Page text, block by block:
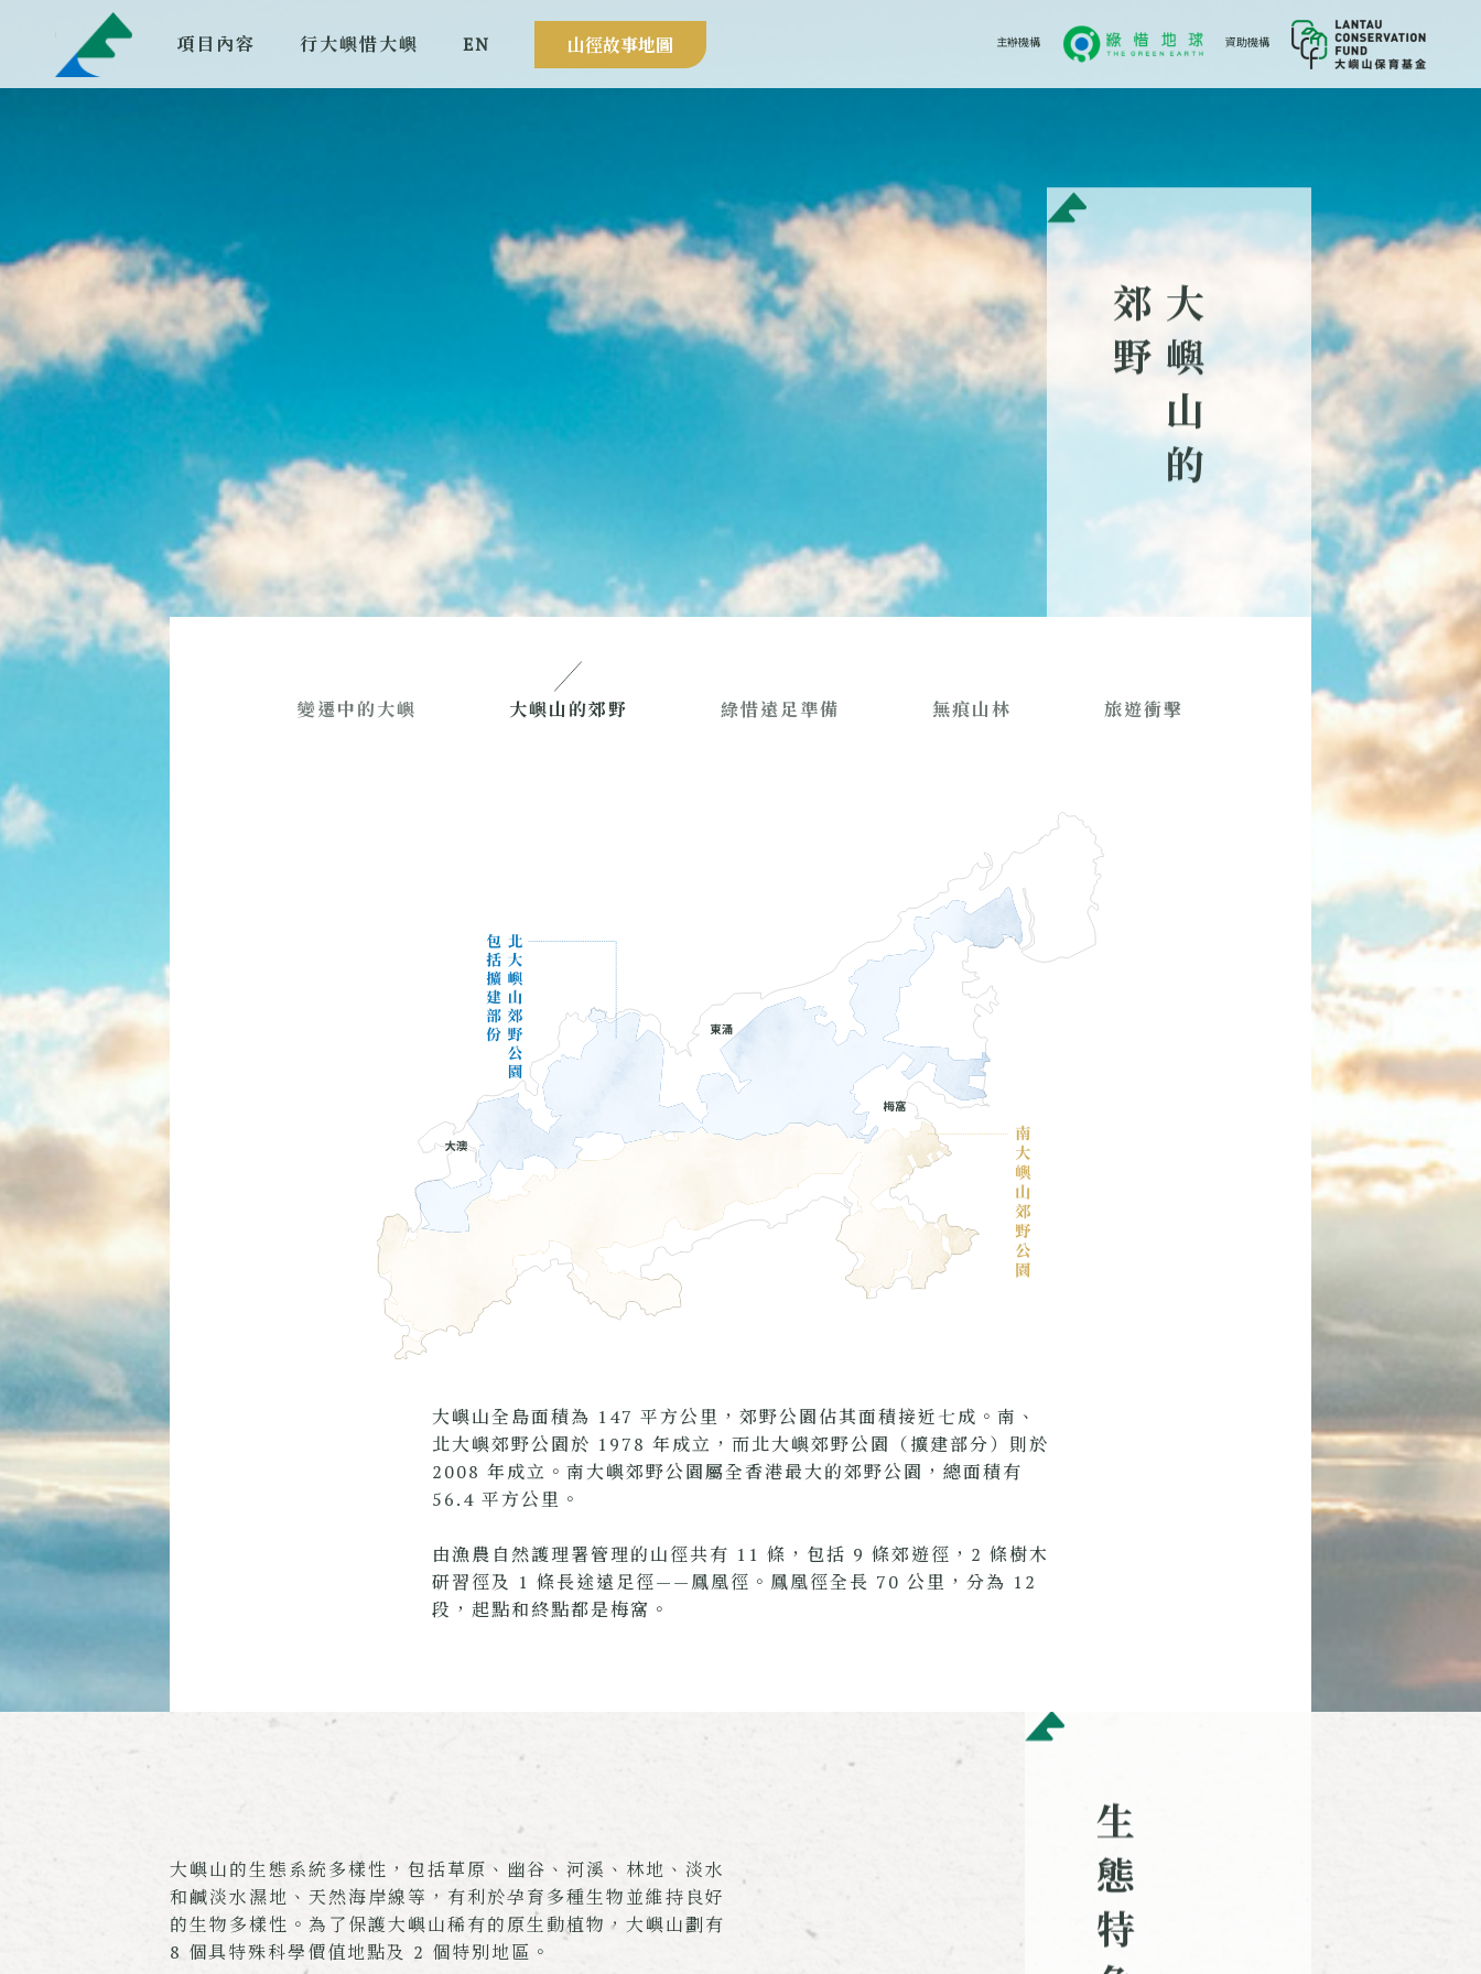
項目內容 行大嶼惜大嶼 EN 山徑故事地圖 主辦機構 資助機構
郊 大
野 嶼
山
的
變遷中的大嶼 大嶼山的郊野 綠惜遠足準備 無痕山林 旅遊衝擊
大嶼山全島面積為 147 平方公里，郊野公園佔其面積接近七成。南、
北大嶼郊野公園於 1978 年成立，而北大嶼郊野公園（擴建部分）則於
2008 年成立。南大嶼郊野公園屬全香港最大的郊野公園，總面積有
56.4 平方公里。
由漁農自然護理署管理的山徑共有 11 條，包括 9 條郊遊徑，2 條樹木
研習徑及 1 條長途遠足徑——鳳凰徑。鳳凰徑全長 70 公里，分為 12
段，起點和終點都是梅窩。
生
態
特
大嶼山的生態系統多樣性，包括草原、幽谷、河溪、林地、淡水
和鹹淡水濕地、天然海岸線等，有利於孕育多種生物並維持良好
的生物多樣性。為了保護大嶼山稀有的原生動植物，大嶼山劃有
8 個具特殊科學價值地點及 2 個特別地區。